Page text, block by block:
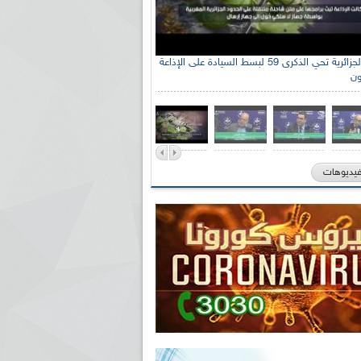
الإذاعة الجزائرية تحي الذكرى 59 لبسط السيادة على الإذاعة